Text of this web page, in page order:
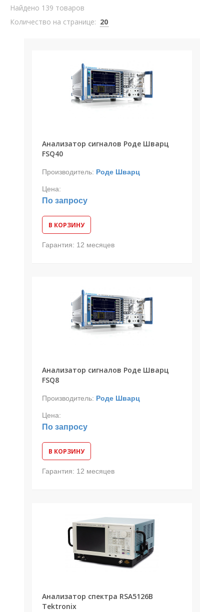
Найдено 139 товаров
Количество на странице: 20
Анализатор сигналов Роде Шварц
FSQ40
Производитель: Роде Шварц
Цена:
По запросу
В КОРЗИНУ
Гарантия: 12 месяцев
Анализатор сигналов Роде Шварц
FSQ8
Производитель: Роде Шварц
Цена:
По запросу
В КОРЗИНУ
Гарантия: 12 месяцев
Анализатор спектра RSA5126B
Tektronix